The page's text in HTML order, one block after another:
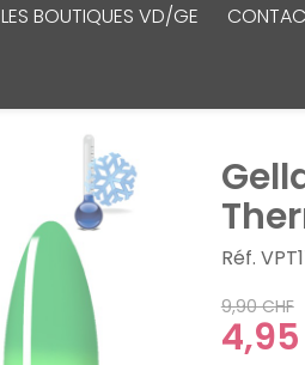
LES BOUTIQUES VD/GE
Réf.
9,90 CHF
4,95